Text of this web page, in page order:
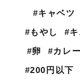
#キャベツ
#もやし
#
#卵
#カレー
#200円以下